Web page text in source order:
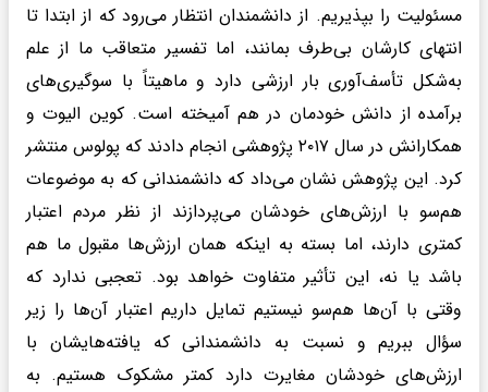
مسئولیت را بپذیریم. از دانشمندان انتظار می‌رود که از ابتدا تا
انتهای کارشان بی‌طرف بمانند، اما تفسیر متعاقب ما از علم
به‌شکل تأسف‌آوری بار ارزشی دارد و ماهیتاً با سوگیری‌های
برآمده از دانش خودمان در هم آمیخته است. کوین الیوت و
همکارانش در سال ۲۰۱۷ پژوهشی انجام دادند که پولوس منتشر
کرد. این پژوهش نشان می‌داد که دانشمندانی که به موضوعات
هم‌سو با ارزش‌های خودشان می‌پردازند از نظر مردم اعتبار
کمتری دارند، اما بسته به اینکه همان ارزش‌ها مقبول ما هم
باشد یا نه، این تأثیر متفاوت خواهد بود. تعجبی ندارد که
وقتی با آن‌ها هم‌سو نیستیم تمایل داریم اعتبار آن‌ها را زیر
سؤال ببریم و نسبت به دانشمندانی که یافته‌هایشان با
ارزش‌های خودشان مغایرت دارد کمتر مشکوک هستیم. به